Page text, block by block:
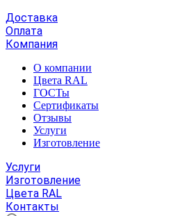
Доставка
Оплата
Компания
О компании
Цвета RAL
ГОСТы
Сертификаты
Отзывы
Услуги
Изготовление
Услуги
Изготовление
Цвета RAL
Контакты